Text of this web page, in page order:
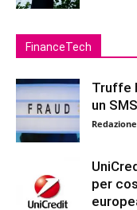
FinanceTech
Truffe
un SMS
per